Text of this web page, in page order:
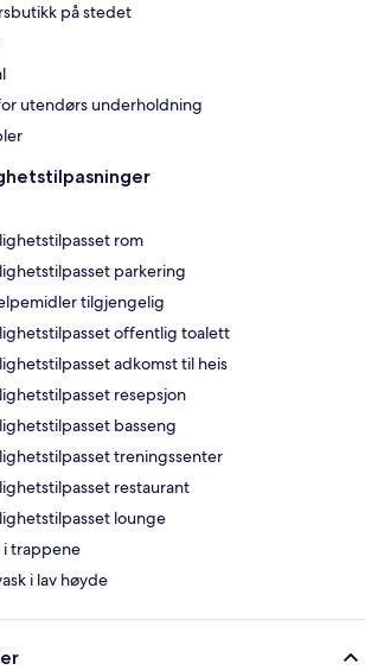
på stedet
utendørs underholdning
rom
parkering
tilgjengelig
offentlig toalett
adkomst til heis
resepsjon
basseng
treningssenter
restaurant
lounge
trappene
i lav høyde